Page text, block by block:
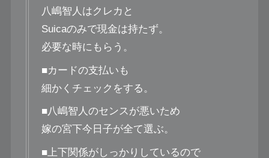
八嶋智人はクレカと
Suicaのみで現金は持たず。
必要な時にもらう。
■カードの支払いも
細かくチェックをする。
■八嶋智人のセンスが悪いため
嫁の宮下今日子が全て選ぶ。
■上下関係がしっかりしているので